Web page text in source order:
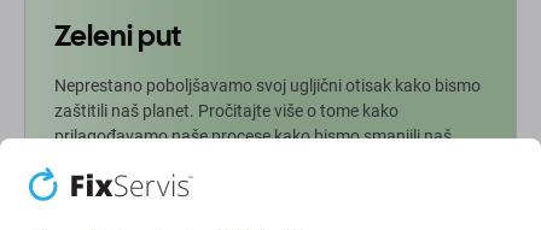
Zeleni put
Neprestano poboljšavamo svoj ugljični otisak kako bismo
zaštitili naš planet. Pročitajte više o tome kako
prilagođavamo naše procese kako bismo smanjili naš